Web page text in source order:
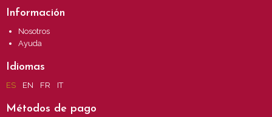
Información
Nosotros
Ayuda
Idiomas
ES EN FR IT
Métodos de pago